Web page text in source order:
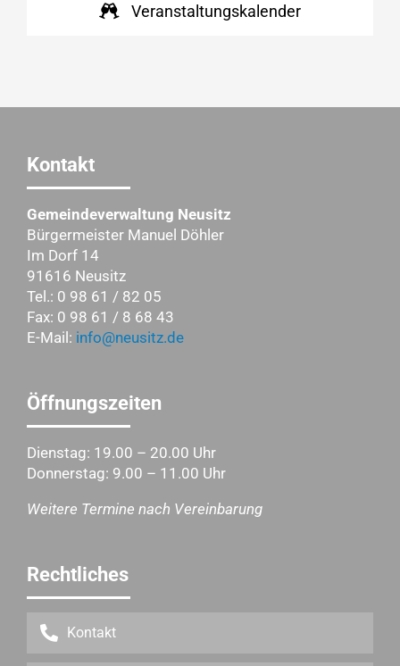
Veranstaltungskalender
Kontakt
Gemeindeverwaltung Neusitz
Bürgermeister Manuel Döhler
Im Dorf 14
91616 Neusitz
Tel.: 0 98 61 / 82 05
Fax: 0 98 61 / 8 68 43
E-Mail: info@neusitz.de
Öffnungszeiten
Dienstag: 19.00 – 20.00 Uhr
Donnerstag: 9.00 – 11.00 Uhr
Weitere Termine nach Vereinbarung
Rechtliches
Kontakt